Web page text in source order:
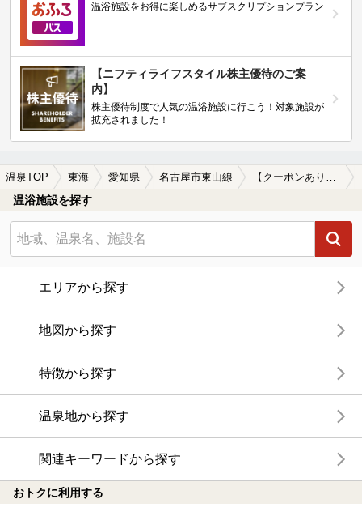
温浴施設をお得に楽しめるサブスクリプションプラン
【ニフティライフスタイル株主優待のご案
内】
株主優待制度で人気の温浴施設に行こう！対象施設が
拡充されました！
温泉TOP 東海 愛知県 名古屋市東山線
温浴施設を探す
エリアから探す
地図から探す
特徴から探す
温泉地から探す
関連キーワードから探す
おトクに利用する